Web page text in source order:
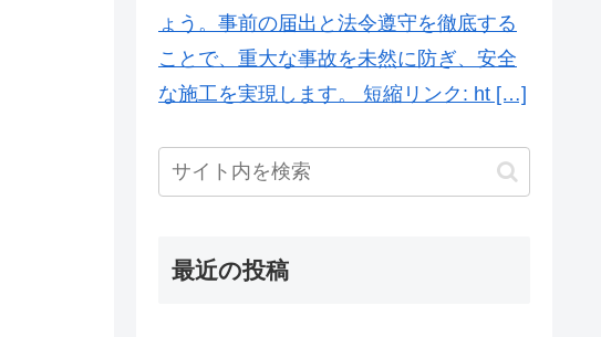
ょう。事前の届出と法令遵守を徹底する
ことで、重大な事故を未然に防ぎ、安全
な施工を実現します。 短縮リンク: ht […]
最近の投稿